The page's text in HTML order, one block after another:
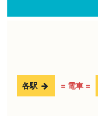
各駅 = 電車 =